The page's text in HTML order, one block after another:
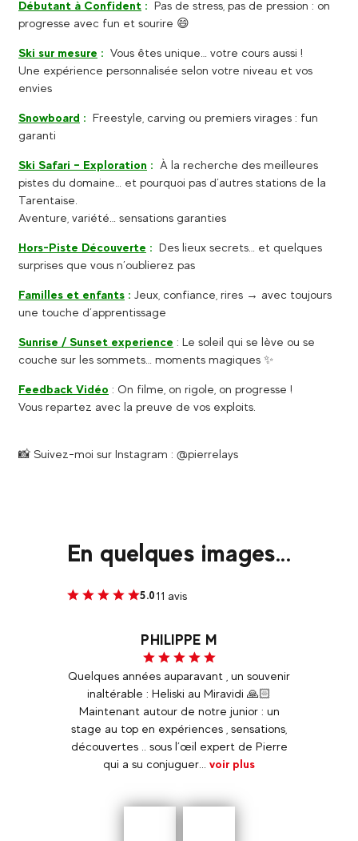
Débutant à Confident : Pas de stress, pas de pression : on
progresse avec fun et sourire 😄
Ski sur mesure : Vous êtes unique… votre cours aussi !
Une expérience personnalisée selon votre niveau et vos
envies
Snowboard : Freestyle, carving ou premiers virages : fun
garanti
Ski Safari – Exploration : À la recherche des meilleures
pistes du domaine… et pourquoi pas d’autres stations de la
Tarentaise.
Aventure, variété… sensations garanties
Hors-Piste Découverte : Des lieux secrets… et quelques
surprises que vous n’oublierez pas
Familles et enfants : Jeux, confiance, rires → avec toujours
une touche d’apprentissage
Sunrise / Sunset experience : Le soleil qui se lève ou se
couche sur les sommets… moments magiques ✨
Feedback Vidéo : On filme, on rigole, on progresse !
Vous repartez avec la preuve de vos exploits.
📸 Suivez-moi sur Instagram : @pierrelays
En quelques images...
5.011 avis
PHILIPPE M
Quelques années auparavant , un souvenir
inaltérable : Heliski au Miravidi 🙏🏻
Maintenant autour de notre junior : un
stage au top en expériences , sensations,
découvertes .. sous l’œil expert de Pierre
qui a su conjuguer... voir plus